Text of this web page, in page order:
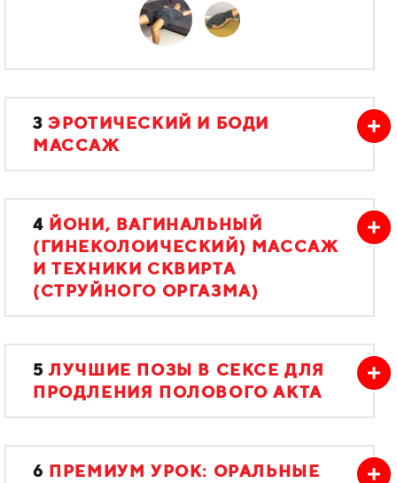
3 ЭРОТИЧЕСКИЙ И БОДИ
МАССАЖ
4 ЙОНИ, ВАГИНАЛЬНЫЙ
(ГИНЕКОЛОИЧЕСКИЙ) МАССАЖ
И ТЕХНИКИ СКВИРТА
(СТРУЙНОГО ОРГАЗМА)
5 ЛУЧШИЕ ПОЗЫ В СЕКСЕ ДЛЯ
ПРОДЛЕНИЯ ПОЛОВОГО АКТА
6 ПРЕМИУМ УРОК: ОРАЛЬНЫЕ